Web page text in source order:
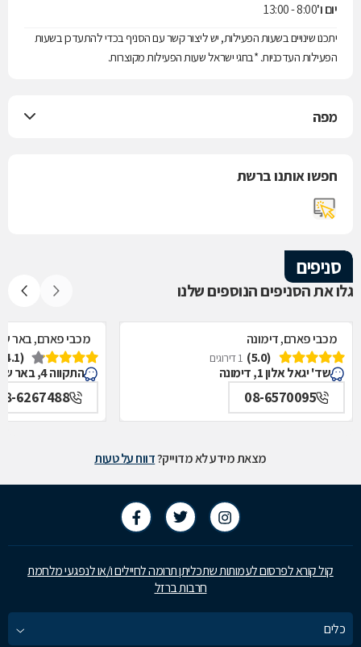
יום ו'8:00 - 13:00
יתכנו שינויים בשעות הפעילות, יש ליצור קשר עם הסניף בכדי להתעדכן בשעות
הפעילות העדכניות. *בחגי ישראל שעות הפעילות מקוצרות.
מפה
חפשו אותנו ברשת
סניפים
גלו את הסניפים הנוספים שלנו
מכבי פארם, דימונה
(5.0)
1 דירוגים
שד' יגאל אלון 1, דימונה
08-6570095
מכבי פארם, באר
(4.1)
התקווה 4, באר שבע
6267488
מצאת מידע לא מדוייק?דווח על טעות
קול קורא לפרסום לעמותות שתכליתן תרומה לחיילים ו/או לנפגעי מלחמת
חרבות ברזל
כלים